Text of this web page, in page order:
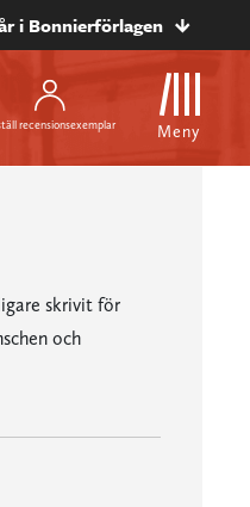
i Bonnierförlagen
recensionsexemplar Meny
skrivit för
och